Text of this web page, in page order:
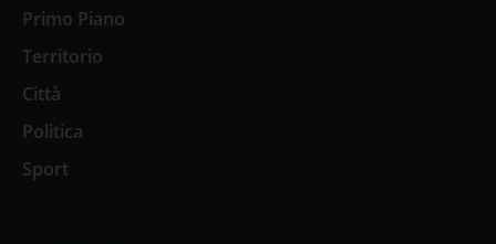
Primo Piano
Territorio
Città
Politica
Sport